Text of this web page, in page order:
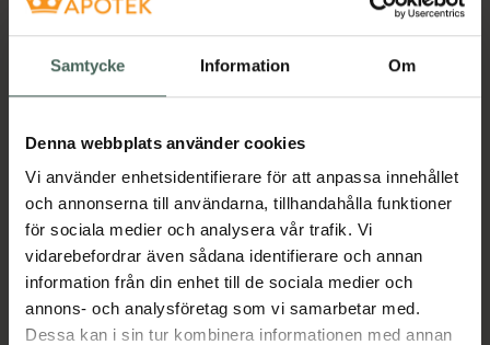
Samtycke Information Om
Denna webbplats använder cookies
Vi använder enhetsidentifierare för att anpassa innehållet
och annonserna till användarna, tillhandahålla funktioner
för sociala medier och analysera vår trafik. Vi
vidarebefordrar även sådana identifierare och annan
information från din enhet till de sociala medier och
annons- och analysföretag som vi samarbetar med.
Dessa kan i sin tur kombinera informationen med annan
små barn.
Equazen innehåller en sammansättning av
växten nattljus, med en specifik kombination
av fettsyrorna EPA, DHA och GLA. Tuggbara
kapslar med jordgubbsarom.
Jämförpris 1,91 kr/ st
05060072604556
Kategorier: